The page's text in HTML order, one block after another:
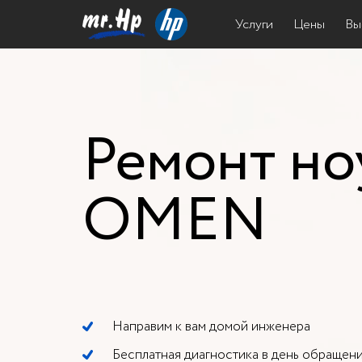
Услуги
Принтер
Планшет
Цены
Ремонт
OMEN
Направим к вам домой инженера
Бесплатная диагностика в день